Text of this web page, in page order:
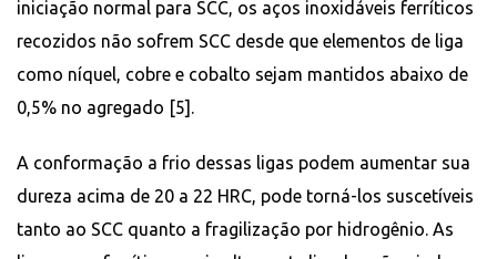
iniciação normal para SCC, os aços inoxidáveis ​​ferríticos
recozidos não sofrem SCC desde que elementos de liga
como níquel, cobre e cobalto sejam mantidos abaixo de
0,5% no agregado [5].
A conformação a frio dessas ligas podem aumentar sua
dureza acima de 20 a 22 HRC, pode torná-los suscetíveis
tanto ao SCC quanto a fragilização por hidrogênio. As